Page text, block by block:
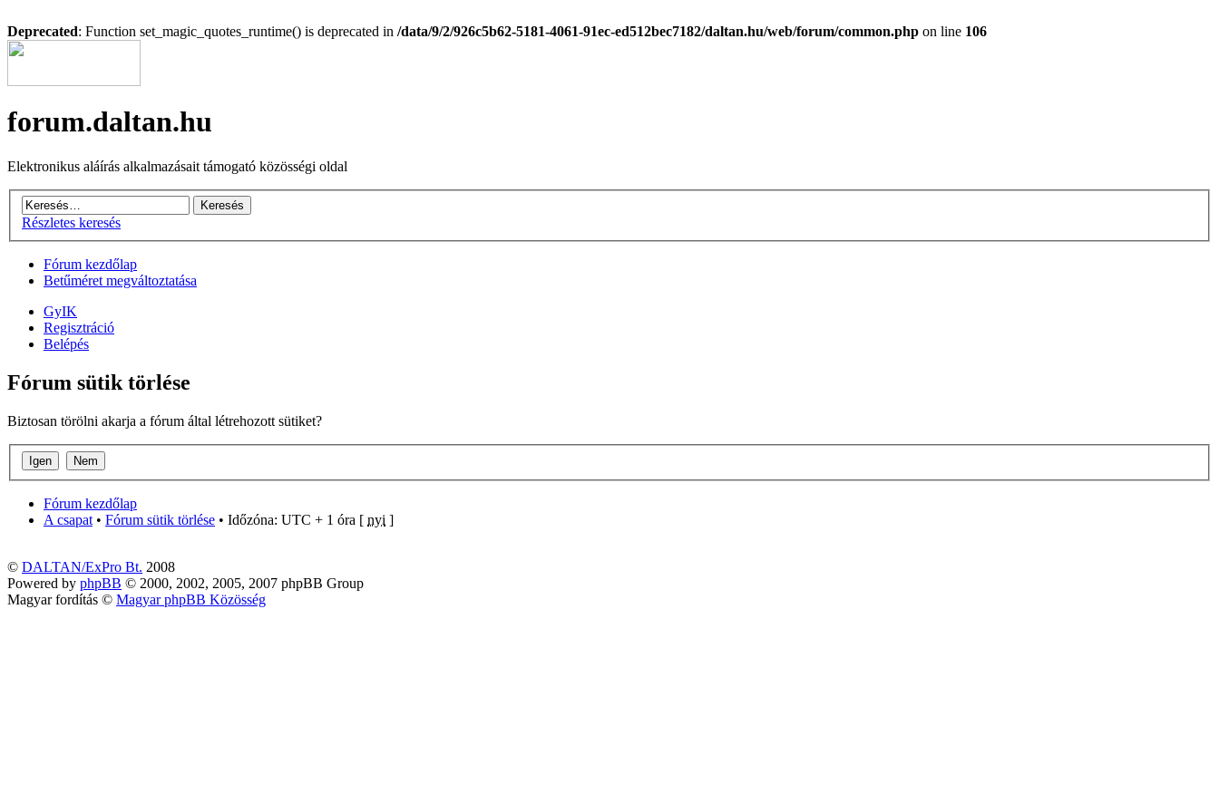
Deprecated: Function set_magic_quotes_runtime() is deprecated in /data/9/2/926c5b62-5181-4061-91ec-ed512bec7182/daltan.hu/web/forum/common.php on line 106
forum.daltan.hu
Elektronikus aláírás alkalmazásait támogató közösségi oldal
Részletes keresés
Fórum kezdőlap
Betűméret megváltoztatása
GyIK
Regisztráció
Belépés
Fórum sütik törlése
Biztosan törölni akarja a fórum által létrehozott sütiket?
Fórum kezdőlap
A csapat • Fórum sütik törlése • Időzóna: UTC + 1 óra [ nyi ]
© DALTAN/ExPro Bt. 2008
Powered by phpBB © 2000, 2002, 2005, 2007 phpBB Group
Magyar fordítás © Magyar phpBB Közösség